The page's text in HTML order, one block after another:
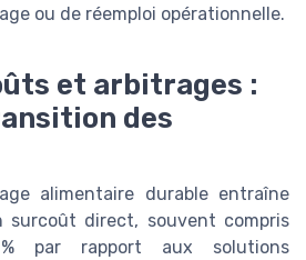
ou de réemploi opérationnelle.
et arbitrages :
des
alimentaire durable entraîne
surcoût direct, souvent compris
par rapport aux solutions